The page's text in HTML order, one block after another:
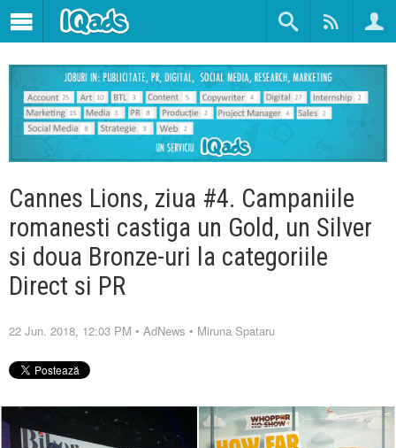
Cannes Lions, ziua #4. Campaniile
romanesti castiga un Gold, un Silver
si doua Bronze-uri la categoriile
Direct si PR
22 Jun. 2018, 12:03 PM • AdNews • Miruna Spataru